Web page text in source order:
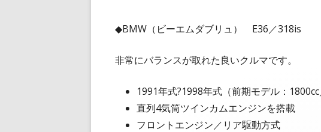
◆BMW（ビーエムダブリュ） E36／318is
非常にバランスが取れた良いクルマです。
1991年式?1998年式（前期モデル：1800cc
直列4気筒ツインカムエンジンを搭載
フロントエンジン／リア駆動方式